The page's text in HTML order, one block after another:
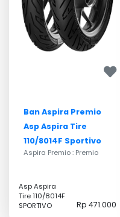
Ban Aspira Premio
Asp Aspira Tire
110/8014F Sportivo
Aspira Premio : Premio
Asp Aspira
Tire 110/8014F
SPORTIVO
Rp 471.000